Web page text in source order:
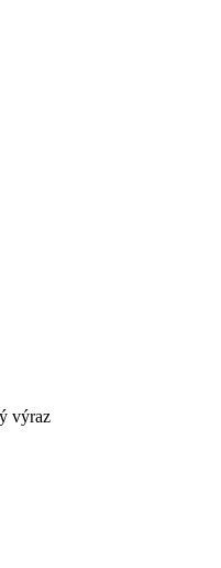
výraz